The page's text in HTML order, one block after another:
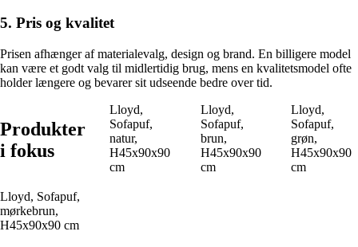
5. Pris og kvalitet
Prisen afhænger af materialevalg, design og brand. En billigere model
kan være et godt valg til midlertidig brug, mens en kvalitetsmodel ofte
holder længere og bevarer sit udseende bedre over tid.
Produkter
i fokus
Lloyd,
Sofapuf,
natur,
H45x90x90
cm
Lloyd,
Sofapuf,
brun,
H45x90x90
cm
Lloyd,
Sofapuf,
grøn,
H45x90x90
cm
Lloyd, Sofapuf,
mørkebrun,
H45x90x90 cm